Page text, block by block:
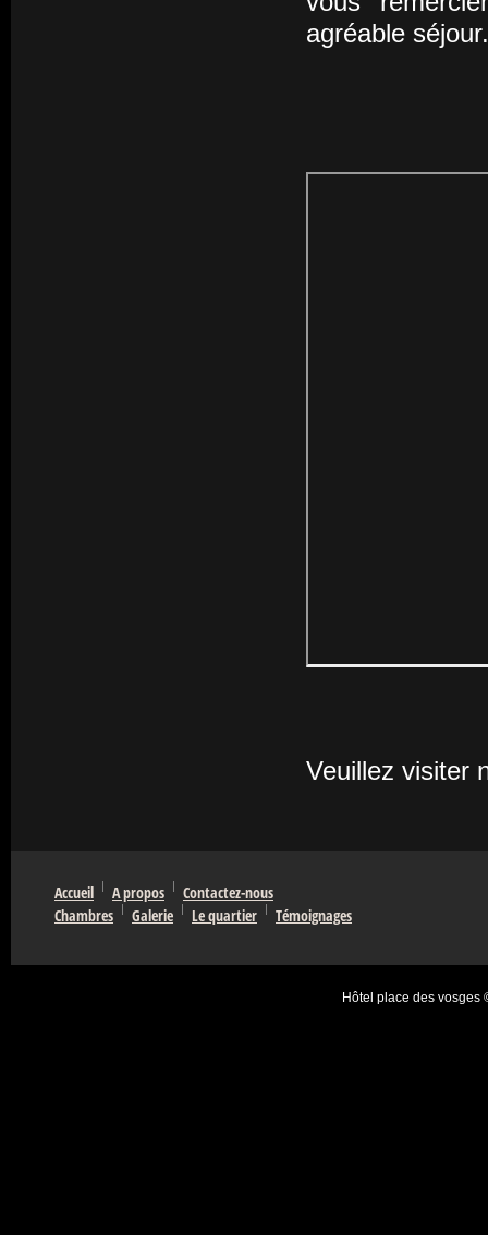
agréable séjour.
Veuillez visiter
Accueil A propos
Contactez-nous
Chambres
Galerie Le quartier Témoignages
Hôtel place des